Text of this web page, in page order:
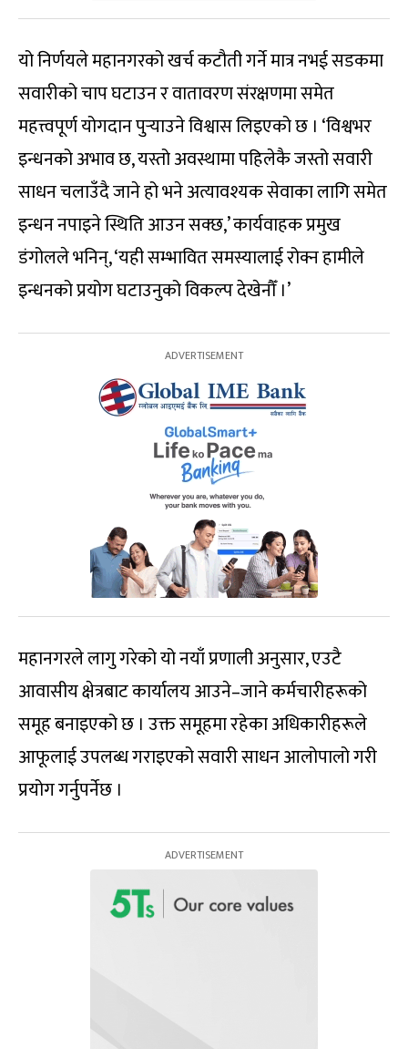
यो निर्णयले महानगरको खर्च कटौती गर्ने मात्र नभई सडकमा
सवारीको चाप घटाउन र वातावरण संरक्षणमा समेत
महत्त्वपूर्ण योगदान पुर्‍याउने विश्वास लिइएको छ । ‘विश्वभर
इन्धनको अभाव छ, यस्तो अवस्थामा पहिलेकै जस्तो सवारी
साधन चलाउँदै जाने हो भने अत्यावश्यक सेवाका लागि समेत
इन्धन नपाइने स्थिति आउन सक्छ,’ कार्यवाहक प्रमुख
डंगोलले भनिन्, ‘यही सम्भावित समस्यालाई रोक्न हामीले
इन्धनको प्रयोग घटाउनुको विकल्प देखेनौँ ।’
महानगरले लागु गरेको यो नयाँ प्रणाली अनुसार, एउटै
आवासीय क्षेत्रबाट कार्यालय आउने–जाने कर्मचारीहरूको
समूह बनाइएको छ । उक्त समूहमा रहेका अधिकारीहरूले
आफूलाई उपलब्ध गराइएको सवारी साधन आलोपालो गरी
प्रयोग गर्नुपर्नेछ ।